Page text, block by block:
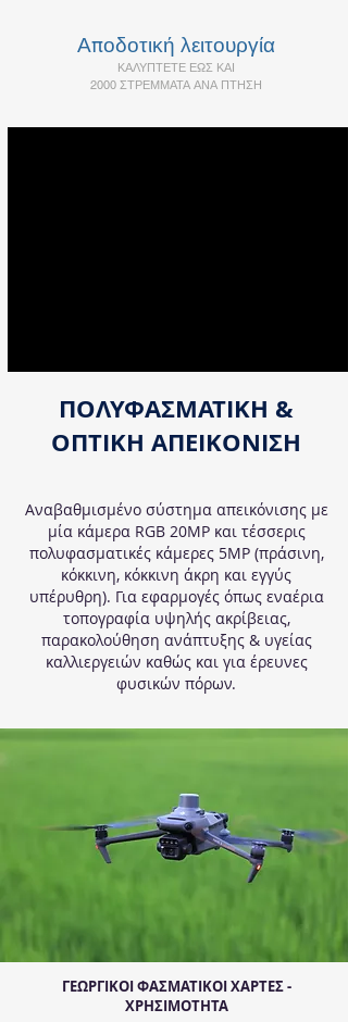
Αποδοτική λειτουργία
ΚΑΛΥΠΤΕΤΕ ΕΩΣ ΚΑΙ
2000 ΣΤΡΕΜΜΑΤΑ ΑΝΑ ΠΤΗΣΗ
ΠΟΛΥΦΑΣΜΑΤΙΚΗ &
ΟΠΤΙΚΗ ΑΠΕΙΚΟΝΙΣΗ
Αναβαθμισμένο σύστημα απεικόνισης με
μία κάμερα RGB 20MP και τέσσερις
πολυφασματικές κάμερες 5MP (πράσινη,
κόκκινη, κόκκινη άκρη και εγγύς
υπέρυθρη). Για εφαρμογές όπως εναέρια
τοπογραφία υψηλής ακρίβειας,
παρακολούθηση ανάπτυξης & υγείας
καλλιεργειών καθώς και για έρευνες
φυσικών πόρων.
ΓΕΩΡΓΙΚΟΙ ΦΑΣΜΑΤΙΚΟΙ ΧΑΡΤΕΣ -
ΧΡΗΣΙΜΟΤΗΤΑ